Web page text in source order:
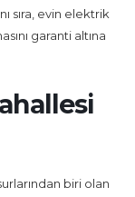
sıra, evin elektrik
garanti altına
biri olan